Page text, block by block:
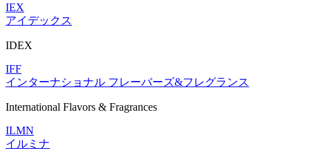
IEX
アイデックス
IDEX
IFF
インターナショナル フレーバーズ&フレグランス
International Flavors & Fragrances
ILMN
イルミナ